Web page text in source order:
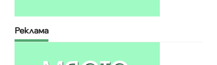
Реклама